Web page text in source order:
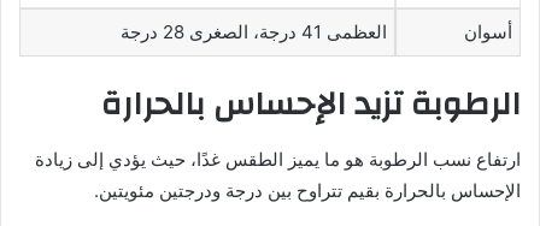
أسوان العظمى 41 درجة، الصغرى 28 درجة
الرطوبة تزيد الإحساس بالحرارة
ارتفاع نسب الرطوبة هو ما يميز الطقس غدًا، حيث يؤدي إلى زيادة
الإحساس بالحرارة بقيم تتراوح بين درجة ودرجتين مئويتين.